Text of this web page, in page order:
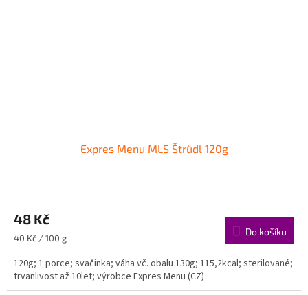
Expres Menu MLS Štrůdl 120g
48 Kč
Měrná
40 Kč / 100 g
Do košíku
120g; 1 porce; svačinka; váha vč. obalu 130g; 115,2kcal; sterilované;
trvanlivost až 10let; výrobce Expres Menu (CZ)